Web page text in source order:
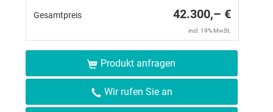
Gesamtpreis 42.300,– €
incl. 19% MwSt.
Produkt anfragen
Wir rufen Sie an